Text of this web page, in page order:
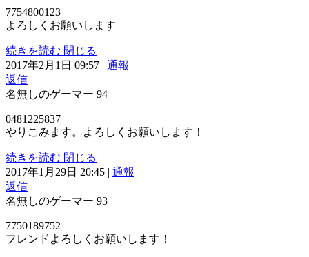
7754800123
よろしくお願いします
続きを読む 閉じる
2017年2月1日 09:57 | 通報
返信
名無しのゲーマー 94
0481225837
やりこみます。よろしくお願いします！
続きを読む 閉じる
2017年1月29日 20:45 | 通報
返信
名無しのゲーマー 93
7750189752
フレンドよろしくお願いします！